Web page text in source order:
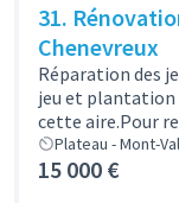
31.
Chenevreux
Réparation des
jeu et plantation
cette aire.Pour
Plateau - Mont-
15 000 €